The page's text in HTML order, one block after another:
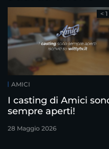
AMICI
I casting di Amici
sempre aperti!
28 Maggio 2026
<